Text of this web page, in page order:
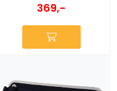
369,-